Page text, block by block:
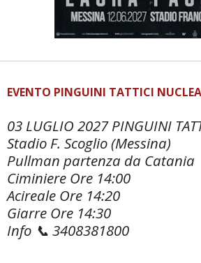
EVENTO PINGUINI TATTICI
03 LUGLIO 2027 PINGUINI
Stadio F. Scoglio (Messina)
Pullman partenza da Catania
Ciminiere Ore 14:00
Acireale Ore 14:20
Giarre Ore 14:30
Info 📞 3408381800